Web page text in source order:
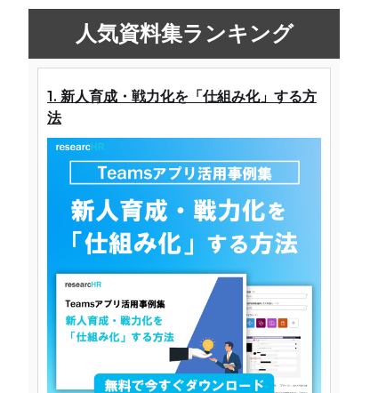
人気資料集ランキング
1. 新人育成・戦力化を「仕組み化」する方
法